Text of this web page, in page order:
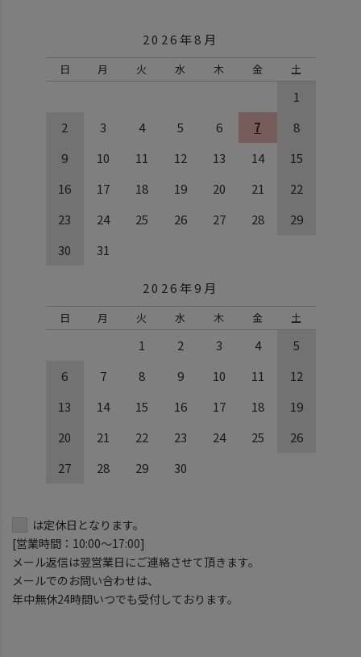
2026年8月
日 月 火 水 木 金 土
1
2
3 4 5 6 7
8
9
10 11 12 13 14
15
16
17 18 19 20 21
22
23
24 25 26 27 28
29
30
31
2026年9月
日 月 火 水 木 金 土
1 2 3 4
5
6
7 8 9 10 11
12
13
14 15 16 17 18
19
20
21 22 23 24 25
26
27
28 29 30
は定休日となります。
[営業時間：10:00～17:00]
メール返信は翌営業日にご連絡させて頂きます。
メールでのお問い合わせは、
年中無休24時間いつでも受付しております。